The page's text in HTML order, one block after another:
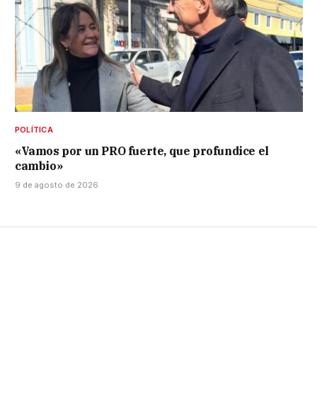
POLÍTICA
«Vamos por un PRO fuerte, que profundice el
cambio»
9 de agosto de 2026